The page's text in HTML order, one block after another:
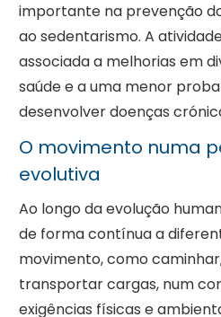
importante na prevenção
ao sedentarismo. A
associada a melhorias em
saúde e a uma menor
desenvolver doenças
O movimento numa
evolutiva
Ao longo da evolução
de forma contínua a
movimento, como
transportar cargas, num
exigências físicas e